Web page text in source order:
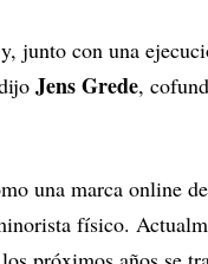
junto con una
Jens Grede,
una marca online
físico.